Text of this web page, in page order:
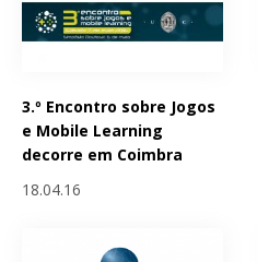
3.º Encontro sobre Jogos
e Mobile Learning
decorre em Coimbra
18.04.16